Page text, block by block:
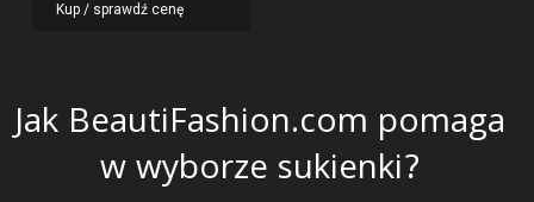
Kup / sprawdź cenę
Jak BeautiFashion.com pomaga
w wyborze sukienki?